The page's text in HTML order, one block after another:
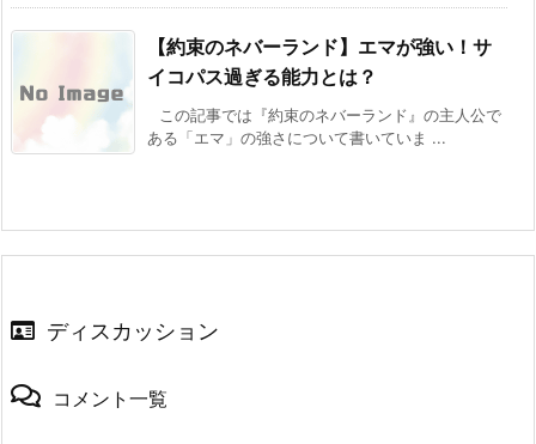
【約束のネバーランド】エマが強い！サ
イコパス過ぎる能力とは？
この記事では『約束のネバーランド』の主人公で
ある「エマ」の強さについて書いていま ...
ディスカッション
コメント一覧